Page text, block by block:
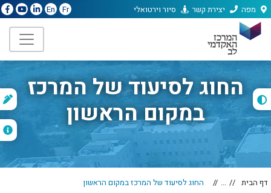
מפה יצירת קשר סיור וירטואלי Fr
En
החוג לסיעוד של המרכז
במקום הראשון
דף הבית ... החוג לסיעוד של המרכז במקום הראשון